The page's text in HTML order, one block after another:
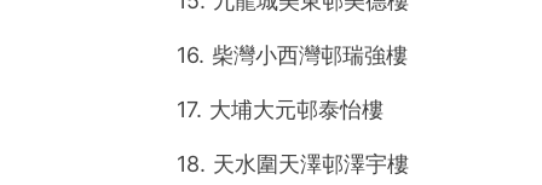
16. 柴灣小西灣邨瑞強樓
17. 大埔大元邨泰怡樓
18. 天水圍天澤邨澤宇樓